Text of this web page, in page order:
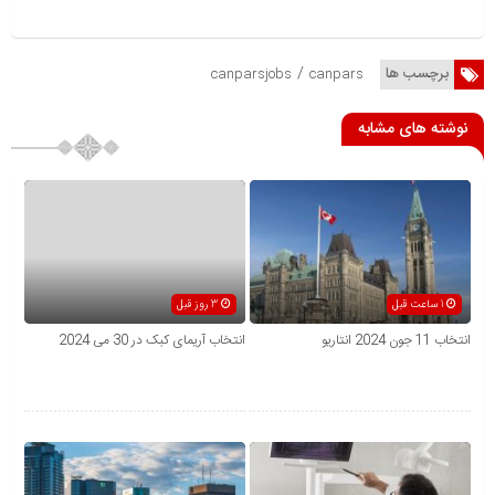
برچسب ها canpars
/
canparsjobs
نوشته های مشابه
1 ساعت قبل
انتخاب 11 جون 2024 انتاریو انتخاب آریمای کبک در 30 می 2024